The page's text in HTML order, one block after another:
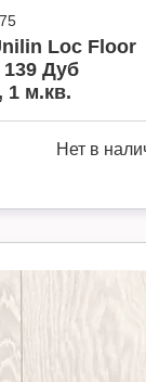
Loc Floor
139 Дуб
1 м.кв.
Нет в